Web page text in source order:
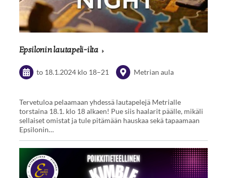
Epsilonin lautapeli-ilta
to 18.1.2024 klo 18–21 Metrian aula
Tervetuloa pelaamaan yhdessä lautapelejä Metrialle
torstaina 18.1. klo 18 alkaen! Pue siis haalarit päälle, mikäli
sellaiset omistat ja tule pitämään hauskaa sekä tapaamaan
Epsilonin…